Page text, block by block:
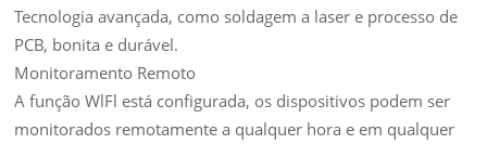
Tecnologia avançada, como soldagem a laser e processo de
PCB, bonita e durável.
Monitoramento Remoto
A função WlFl está configurada, os dispositivos podem ser
monitorados remotamente a qualquer hora e em qualquer